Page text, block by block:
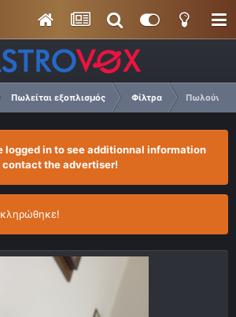
Πωλείται εξοπλισμός Φίλτρα
logged in to see additionnal information
contact the advertiser!